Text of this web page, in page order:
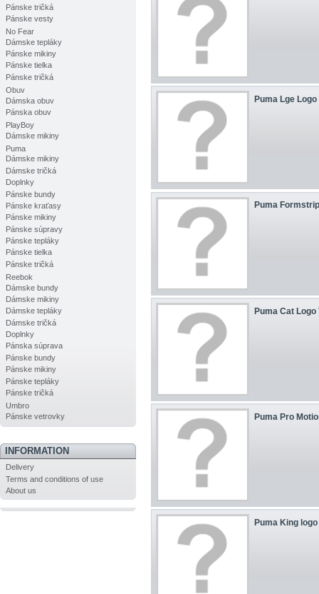
Pánske tričká
Pánske vesty
No Fear
Dámske tepláky
Pánske mikiny
Pánske tielka
Pánske tričká
Obuv
Dámska obuv
Pánska obuv
PlayBoy
Dámske mikiny
Puma
Dámske mikiny
Dámske tričká
Doplnky
Pánske bundy
Pánske kraťasy
Pánske mikiny
Pánske súpravy
Pánske tepláky
Pánske tielka
Pánske tričká
Reebok
Dámske bundy
Dámske mikiny
Dámske tepláky
Dámske tričká
Doplnky
Pánska súprava
Pánske bundy
Pánske mikiny
Pánske tepláky
Pánske tričká
Umbro
Pánske vetrovky
INFORMATION
Delivery
Terms and conditions of use
About us
Puma Lge
Puma
Puma Cat Logo
Puma Pro
Puma King logo